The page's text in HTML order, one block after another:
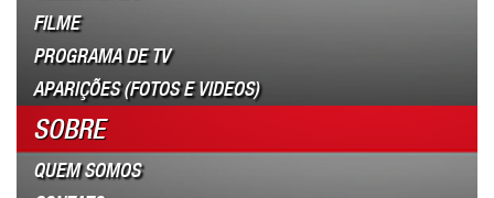
FILME
PROGRAMA DE TV
APARIÇÕES (FOTOS E VIDEOS)
SOBRE
QUEM SOMOS